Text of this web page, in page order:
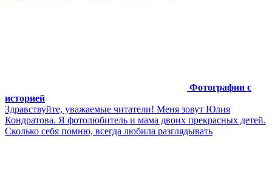
Фотографии с
историей
Здравствуйте, уважаемые читатели! Меня зовут Юлия
Кондратова. Я фотолюбитель и мама двоих прекрасных детей.
Сколько себя помню, всегда любила разглядывать